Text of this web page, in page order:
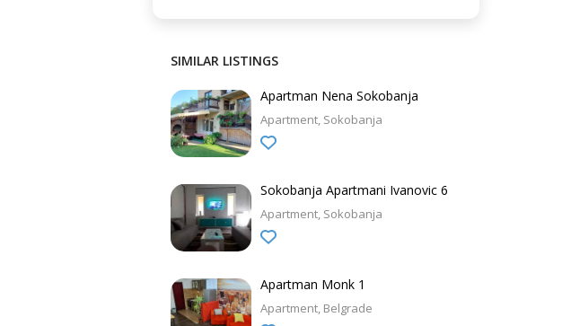
SIMILAR LISTINGS
Apartman Nena Sokobanja
Apartment Sokobanja
Sokobanja Apartmani Ivanovic 6
Apartment Sokobanja
Apartman Monk 1
Apartment Belgrade